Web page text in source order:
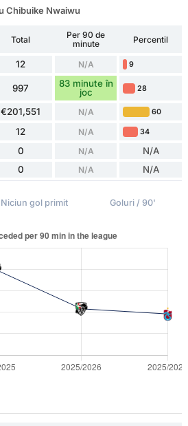
Chibuike Nwaiwu
Total
Per 90 de
minute
Percentil
12 N/A 9
997
83 minute în
joc
28
€201,551 N/A 60
12 N/A 34
0 N/A N/A
0 N/A N/A
Niciun gol primit Goluri / 90'